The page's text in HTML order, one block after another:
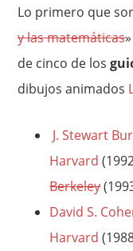
Lo primero que
y las matemáticas
de cinco de los
dibujos animados
J. Stewart
Harvard
Berkeley
David S.
Harvard